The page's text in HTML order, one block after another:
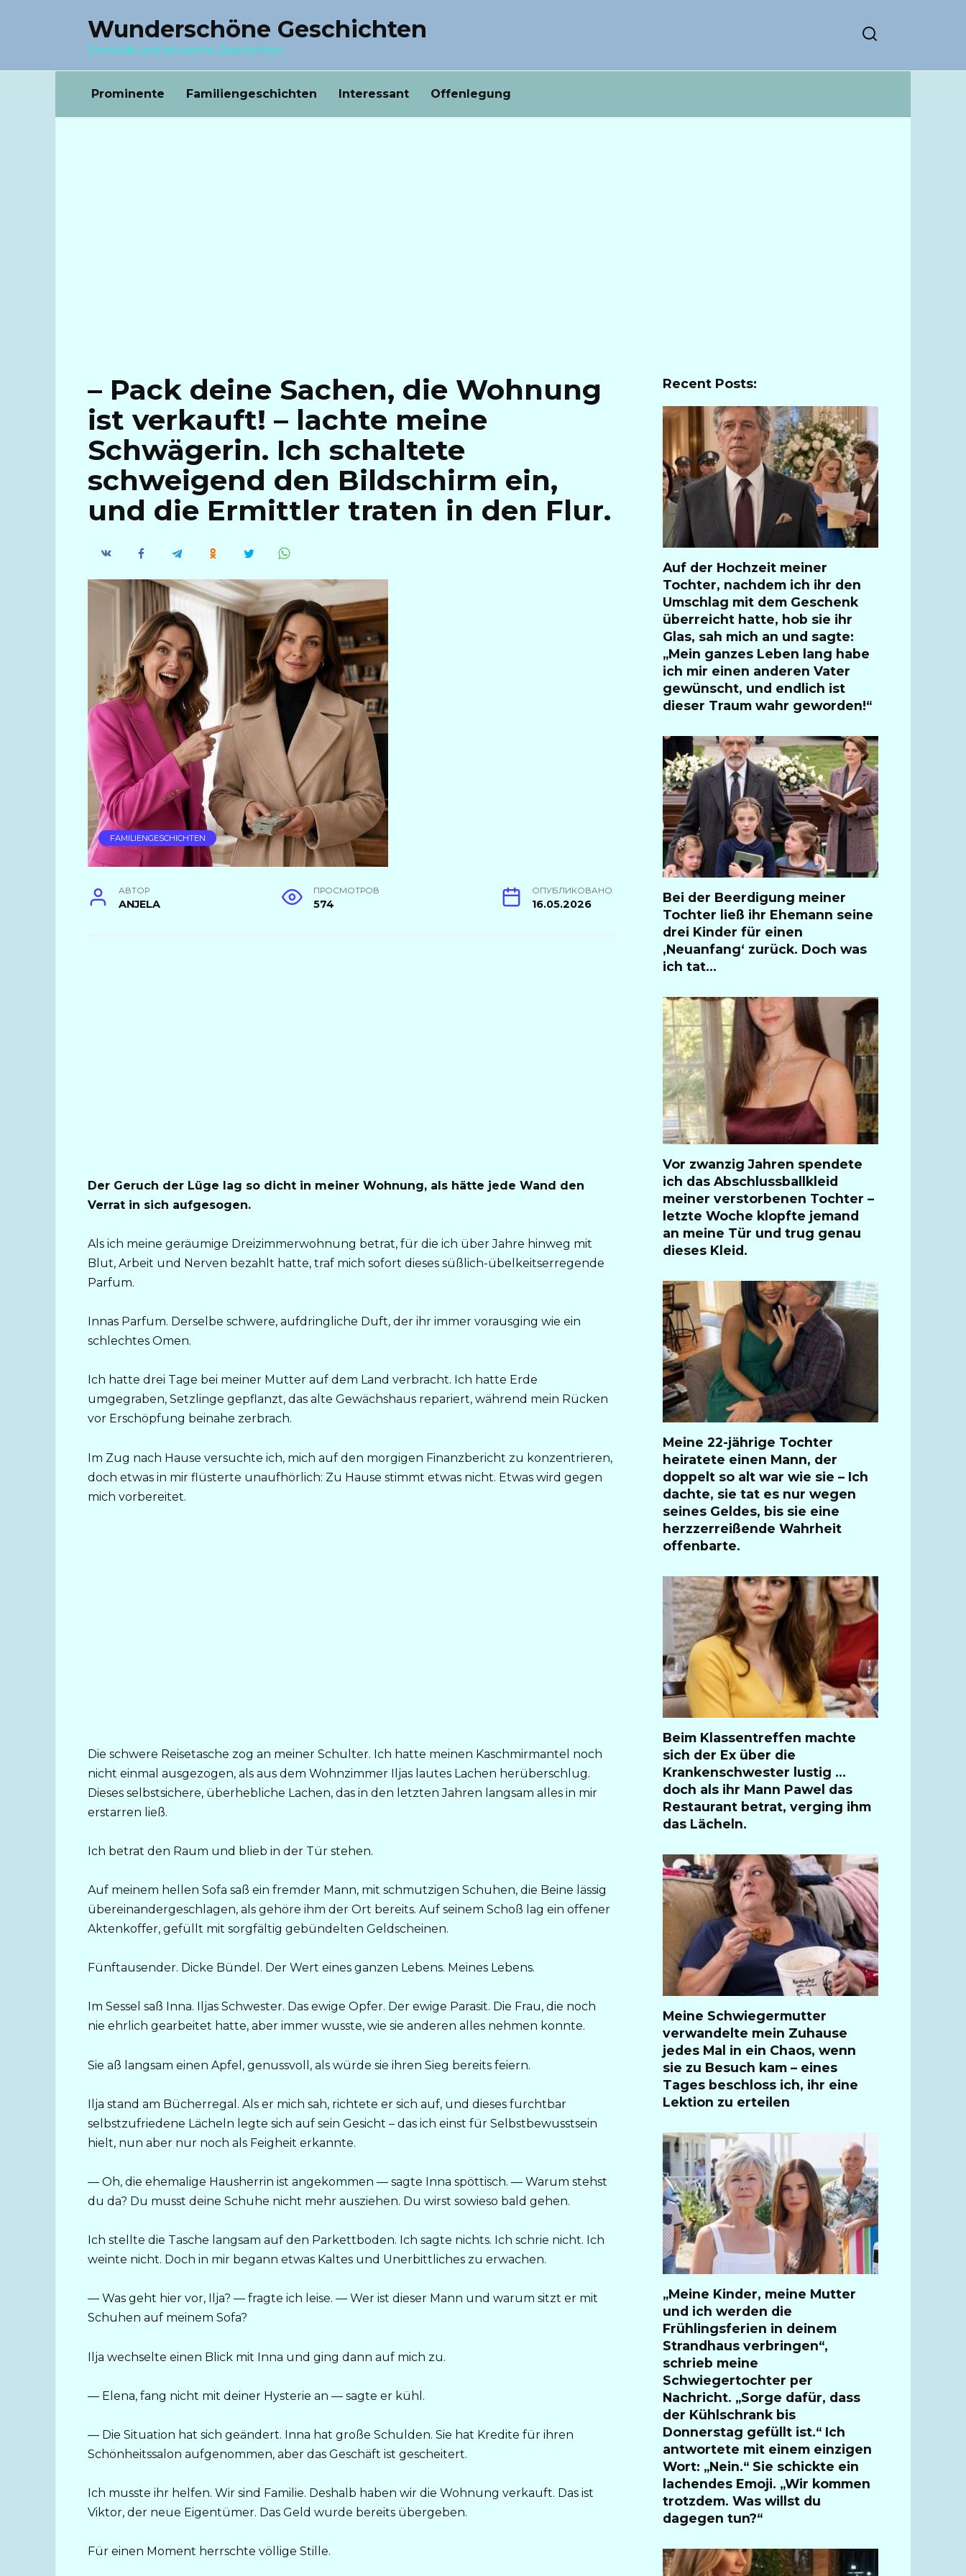
Wunderschöne Geschichten
Sinnvolle und lehrreiche Geschichten
Prominente Familiengeschichten Interessant Offenlegung
– Pack deine Sachen, die Wohnung
ist verkauft! – lachte meine
Schwägerin. Ich schaltete
schweigend den Bildschirm ein,
und die Ermittler traten in den Flur.
FAMILIENGESCHICHTEN
АВТОР
ANJELA
ПРОСМОТРОВ
574
ОПУБЛИКОВАНО
16.05.2026
Der Geruch der Lüge lag so dicht in meiner Wohnung, als hätte jede Wand den
Verrat in sich aufgesogen.
Als ich meine geräumige Dreizimmerwohnung betrat, für die ich über Jahre hinweg mit
Blut, Arbeit und Nerven bezahlt hatte, traf mich sofort dieses süßlich-übelkeitserregende
Parfum.
Innas Parfum. Derselbe schwere, aufdringliche Duft, der ihr immer vorausging wie ein
schlechtes Omen.
Ich hatte drei Tage bei meiner Mutter auf dem Land verbracht. Ich hatte Erde
umgegraben, Setzlinge gepflanzt, das alte Gewächshaus repariert, während mein Rücken
vor Erschöpfung beinahe zerbrach.
Im Zug nach Hause versuchte ich, mich auf den morgigen Finanzbericht zu konzentrieren,
doch etwas in mir flüsterte unaufhörlich: Zu Hause stimmt etwas nicht. Etwas wird gegen
mich vorbereitet.
Die schwere Reisetasche zog an meiner Schulter. Ich hatte meinen Kaschmirmantel noch
nicht einmal ausgezogen, als aus dem Wohnzimmer Iljas lautes Lachen herüberschlug.
Dieses selbstsichere, überhebliche Lachen, das in den letzten Jahren langsam alles in mir
erstarren ließ.
Ich betrat den Raum und blieb in der Tür stehen.
Auf meinem hellen Sofa saß ein fremder Mann, mit schmutzigen Schuhen, die Beine lässig
übereinandergeschlagen, als gehöre ihm der Ort bereits. Auf seinem Schoß lag ein offener
Aktenkoffer, gefüllt mit sorgfältig gebündelten Geldscheinen.
Fünftausender. Dicke Bündel. Der Wert eines ganzen Lebens. Meines Lebens.
Im Sessel saß Inna. Iljas Schwester. Das ewige Opfer. Der ewige Parasit. Die Frau, die noch
nie ehrlich gearbeitet hatte, aber immer wusste, wie sie anderen alles nehmen konnte.
Sie aß langsam einen Apfel, genussvoll, als würde sie ihren Sieg bereits feiern.
Ilja stand am Bücherregal. Als er mich sah, richtete er sich auf, und dieses furchtbar
selbstzufriedene Lächeln legte sich auf sein Gesicht – das ich einst für Selbstbewusstsein
hielt, nun aber nur noch als Feigheit erkannte.
— Oh, die ehemalige Hausherrin ist angekommen — sagte Inna spöttisch. — Warum stehst
du da? Du musst deine Schuhe nicht mehr ausziehen. Du wirst sowieso bald gehen.
Ich stellte die Tasche langsam auf den Parkettboden. Ich sagte nichts. Ich schrie nicht. Ich
weinte nicht. Doch in mir begann etwas Kaltes und Unerbittliches zu erwachen.
— Was geht hier vor, Ilja? — fragte ich leise. — Wer ist dieser Mann und warum sitzt er mit
Schuhen auf meinem Sofa?
Ilja wechselte einen Blick mit Inna und ging dann auf mich zu.
— Elena, fang nicht mit deiner Hysterie an — sagte er kühl.
— Die Situation hat sich geändert. Inna hat große Schulden. Sie hat Kredite für ihren
Schönheitssalon aufgenommen, aber das Geschäft ist gescheitert.
Ich musste ihr helfen. Wir sind Familie. Deshalb haben wir die Wohnung verkauft. Das ist
Viktor, der neue Eigentümer. Das Geld wurde bereits übergeben.
Für einen Moment herrschte völlige Stille.
Recent Posts:
Auf der Hochzeit meiner
Tochter, nachdem ich ihr den
Umschlag mit dem Geschenk
überreicht hatte, hob sie ihr
Glas, sah mich an und sagte:
„Mein ganzes Leben lang habe
ich mir einen anderen Vater
gewünscht, und endlich ist
dieser Traum wahr geworden!“
Bei der Beerdigung meiner
Tochter ließ ihr Ehemann seine
drei Kinder für einen
‚Neuanfang‘ zurück. Doch was
ich tat…
Vor zwanzig Jahren spendete
ich das Abschlussballkleid
meiner verstorbenen Tochter –
letzte Woche klopfte jemand
an meine Tür und trug genau
dieses Kleid.
Meine 22-jährige Tochter
heiratete einen Mann, der
doppelt so alt war wie sie – Ich
dachte, sie tat es nur wegen
seines Geldes, bis sie eine
herzzerreißende Wahrheit
offenbarte.
Beim Klassentreffen machte
sich der Ex über die
Krankenschwester lustig …
doch als ihr Mann Pawel das
Restaurant betrat, verging ihm
das Lächeln.
Meine Schwiegermutter
verwandelte mein Zuhause
jedes Mal in ein Chaos, wenn
sie zu Besuch kam – eines
Tages beschloss ich, ihr eine
Lektion zu erteilen
„Meine Kinder, meine Mutter
und ich werden die
Frühlingsferien in deinem
Strandhaus verbringen“,
schrieb meine
Schwiegertochter per
Nachricht. „Sorge dafür, dass
der Kühlschrank bis
Donnerstag gefüllt ist.“ Ich
antwortete mit einem einzigen
Wort: „Nein.“ Sie schickte ein
lachendes Emoji. „Wir kommen
trotzdem. Was willst du
dagegen tun?“